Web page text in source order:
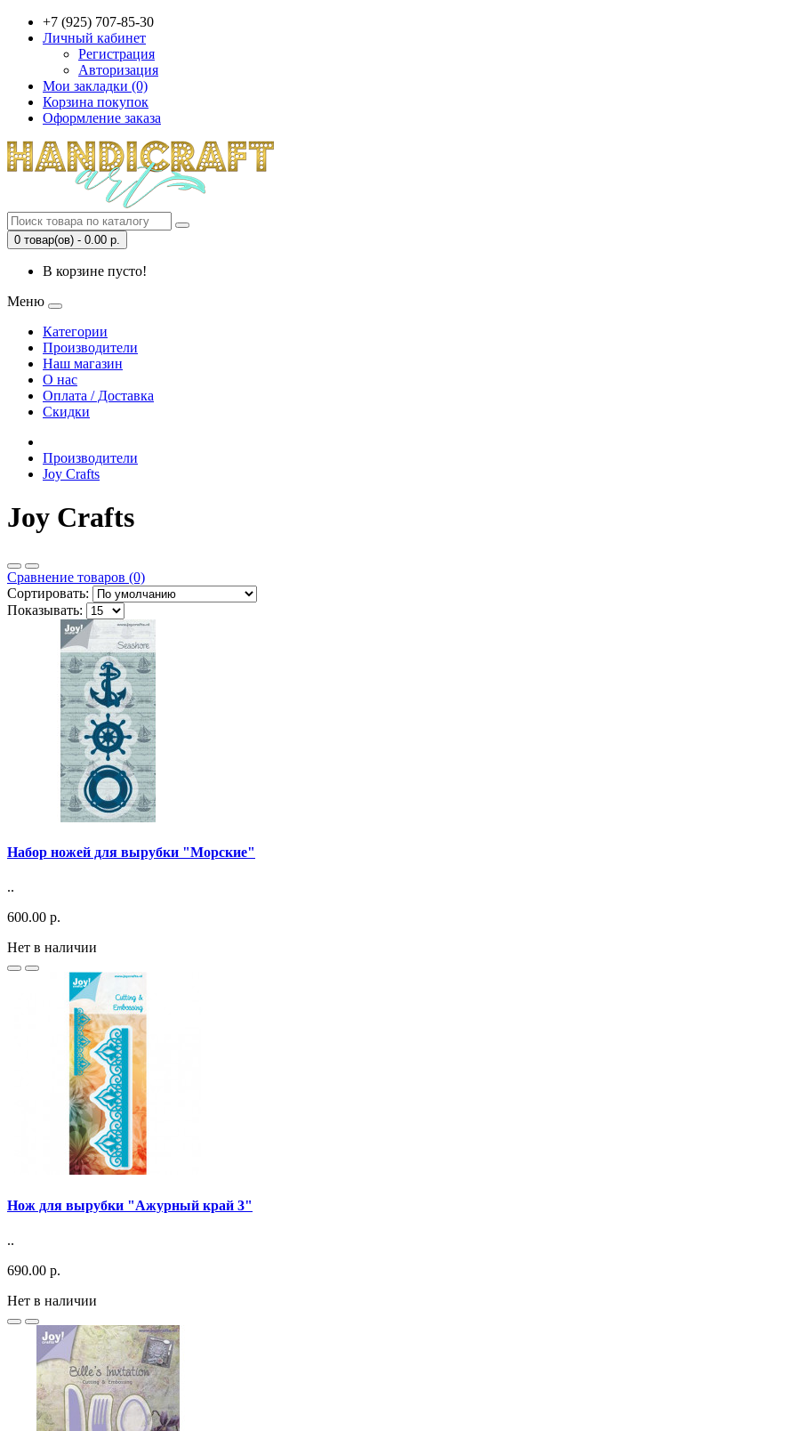
+7 (925) 707-85-30
Личный кабинет
Регистрация
Авторизация
Мои закладки (0)
Корзина покупок
Оформление заказа
0 товар(ов) - 0.00 р.
В корзине пусто!
Меню
Категории
Производители
Наш магазин
О нас
Оплата / Доставка
Скидки
Производители
Joy Crafts
Joy Crafts
Сравнение товаров (0)
Сортировать:
Показывать:
Набор ножей для вырубки "Морские"
..
600.00 р.
Нет в наличии
Нож для вырубки "Ажурный край 3"
..
690.00 р.
Нет в наличии